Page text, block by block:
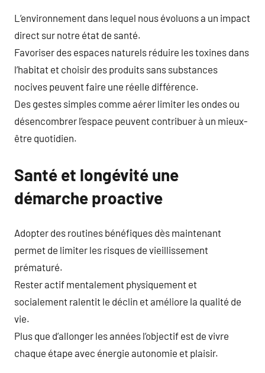
L’environnement dans lequel nous évoluons a un impact
direct sur notre état de santé.
Favoriser des espaces naturels réduire les toxines dans
l’habitat et choisir des produits sans substances
nocives peuvent faire une réelle différence.
Des gestes simples comme aérer limiter les ondes ou
désencombrer l’espace peuvent contribuer à un mieux-
être quotidien.
Santé et longévité une
démarche proactive
Adopter des routines bénéfiques dès maintenant
permet de limiter les risques de vieillissement
prématuré.
Rester actif mentalement physiquement et
socialement ralentit le déclin et améliore la qualité de
vie.
Plus que d’allonger les années l’objectif est de vivre
chaque étape avec énergie autonomie et plaisir.